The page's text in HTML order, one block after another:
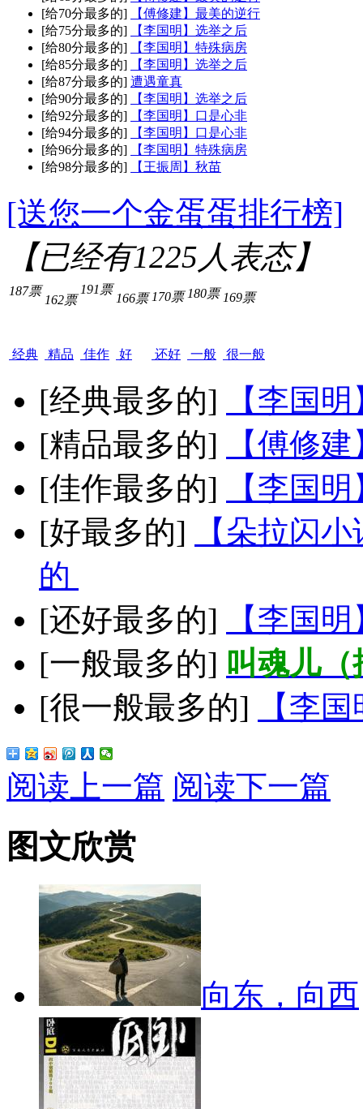
[给70分最多的]
【傅修建】最美的逆行
[给75分最多的]
【李国明】选举之后
[给80分最多的]
【李国明】特殊病房
[给85分最多的]
【李国明】选举之后
[给87分最多的] 遭遇童真
[给90分最多的]
【李国明】选举之后
[给92分最多的]
【李国明】口是心非
[给94分最多的]
【李国明】口是心非
[给96分最多的]
【李国明】特殊病房
[给98分最多的]
【王振周】秋苗
[送您一个金蛋蛋排行榜]
【已经有1225人表态】
187票
经典
162票
精品
191票
佳作
166票
好
170票
还好
180票
一般
169票
很一般
[经典最多的]
【李国
[精品最多的]
【傅修
[佳作最多的]
【李国
[好最多的]
【朵拉闪
的
[还好最多的]
【李国
[一般最多的] 叫魂儿
[很一般最多的]
【李
阅读上一篇 阅读下一篇
图文欣赏
向东，向西